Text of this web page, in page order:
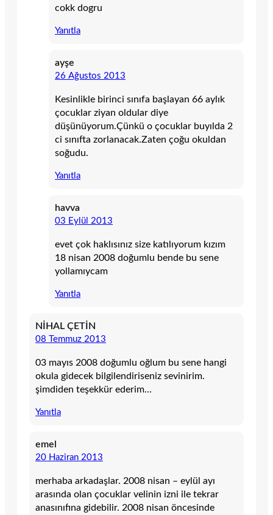
cokk dogru
Yanıtla
ayşe
26 Ağustos 2013
Kesinlikle birinci sınıfa başlayan 66 aylık
çocuklar ziyan oldular diye
düşünüyorum.Çünkü o çocuklar buyılda 2
ci sınıfta zorlanacak.Zaten çoğu okuldan
soğudu.
Yanıtla
havva
03 Eylül 2013
evet çok haklısınız size katılıyorum kızım
18 nisan 2008 doğumlu bende bu sene
yollamıycam
Yanıtla
NİHAL ÇETİN
08 Temmuz 2013
03 mayıs 2008 doğumlu oğlum bu sene hangi
okula gidecek bilgilendiriseniz sevinirim.
şimdiden teşekkür ederim…
Yanıtla
emel
20 Haziran 2013
merhaba arkadaşlar. 2008 nisan – eylül ayı
arasında olan çocuklar velinin izni ile tekrar
anasınıfına gidebilir. 2008 nisan öncesinde